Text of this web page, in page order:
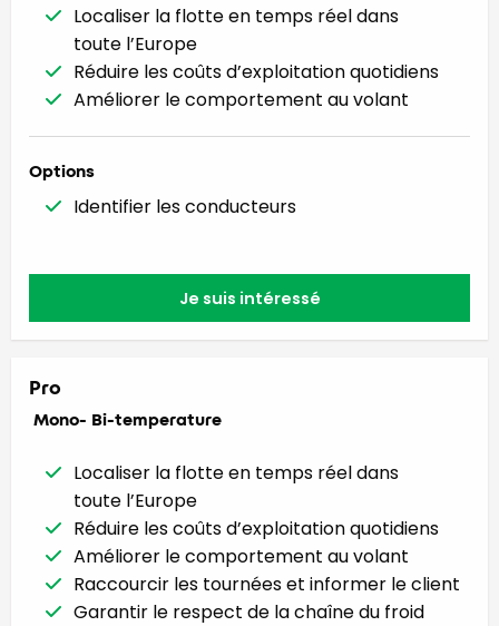
Localiser la flotte en temps réel dans
toute l’Europe
Réduire les coûts d’exploitation quotidiens
Améliorer le comportement au volant
Options
Identifier les conducteurs
Je suis intéressé
Pro
Mono- Bi-temperature
Localiser la flotte en temps réel dans
toute l’Europe
Réduire les coûts d’exploitation quotidiens
Améliorer le comportement au volant
Raccourcir les tournées et informer le client
Garantir le respect de la chaîne du froid